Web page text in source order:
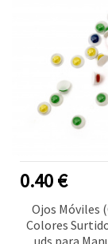
0.40 €
Ojos Móviles
Colores
uds para